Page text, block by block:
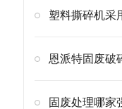
塑料撕碎机采
恩派特固废破
固废处理哪家